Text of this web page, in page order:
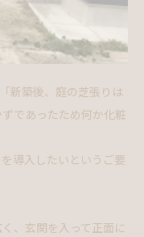
新築後、庭の芝張りは
であったため何か化粧
導入したいというご要
、玄関を入って正面に